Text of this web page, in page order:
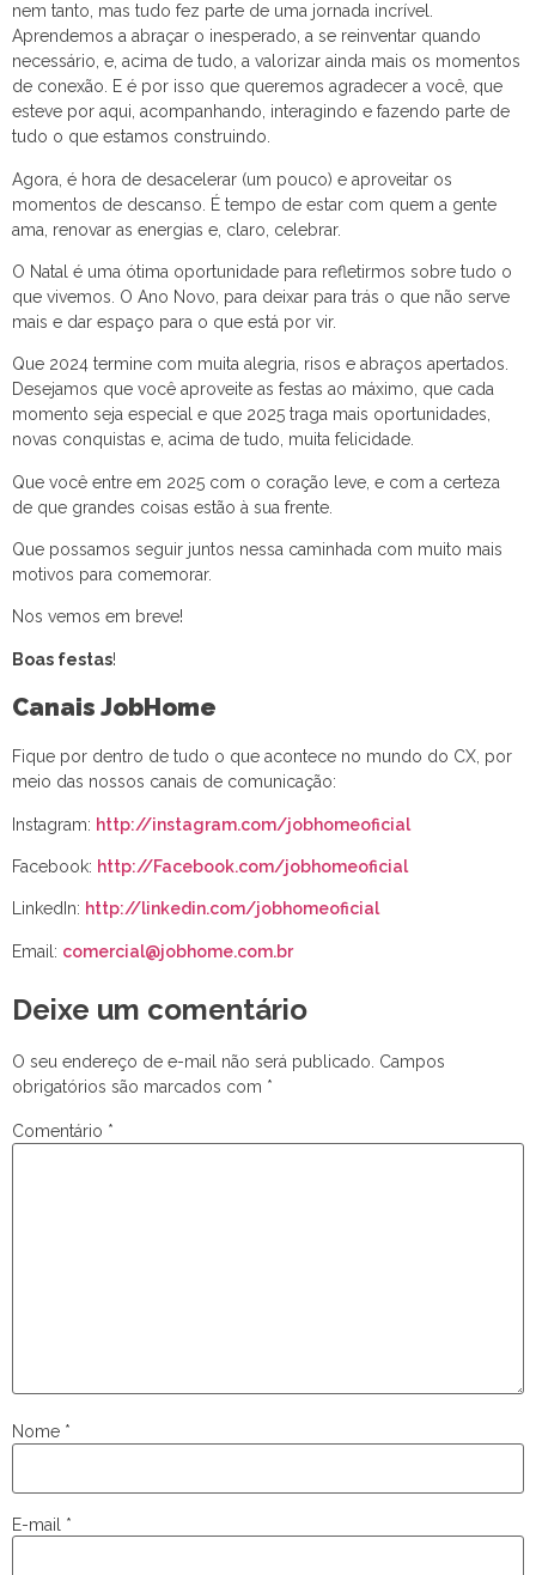
nem tanto, mas tudo fez parte de uma jornada incrível.
Aprendemos a abraçar o inesperado, a se reinventar quando
necessário, e, acima de tudo, a valorizar ainda mais os momentos
de conexão. E é por isso que queremos agradecer a você, que
esteve por aqui, acompanhando, interagindo e fazendo parte de
tudo o que estamos construindo.
Agora, é hora de desacelerar (um pouco) e aproveitar os
momentos de descanso. É tempo de estar com quem a gente
ama, renovar as energias e, claro, celebrar.
O Natal é uma ótima oportunidade para refletirmos sobre tudo o
que vivemos. O Ano Novo, para deixar para trás o que não serve
mais e dar espaço para o que está por vir.
Que 2024 termine com muita alegria, risos e abraços apertados.
Desejamos que você aproveite as festas ao máximo, que cada
momento seja especial e que 2025 traga mais oportunidades,
novas conquistas e, acima de tudo, muita felicidade.
Que você entre em 2025 com o coração leve, e com a certeza
de que grandes coisas estão à sua frente.
Que possamos seguir juntos nessa caminhada com muito mais
motivos para comemorar.
Nos vemos em breve!
Boas festas!
Canais JobHome
Fique por dentro de tudo o que acontece no mundo do CX, por
meio das nossos canais de comunicação:
Instagram: http://instagram.com/jobhomeoficial
Facebook: http://Facebook.com/jobhomeoficial
LinkedIn: http://linkedin.com/jobhomeoficial
Email: comercial@jobhome.com.br
Deixe um comentário
O seu endereço de e-mail não será publicado. Campos
obrigatórios são marcados com *
Comentário *
Nome *
E-mail *